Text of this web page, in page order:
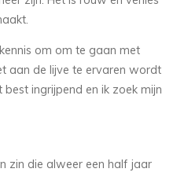
om om te gaan met
aan de lijve te ervaren wordt
best ingrijpend en ik zoek mijn
zin die alweer een half jaar